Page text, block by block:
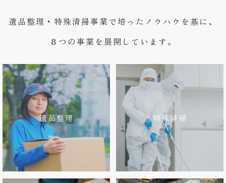
遺品整理・特殊清掃事業で培ったノウハウを基に、
８つの事業を展開しています。
遺品整理 特殊清掃